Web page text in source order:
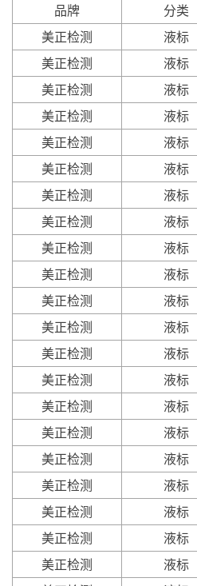
品牌 分类
美正检测
液标
美正检测
液标
美正检测
液标
美正检测
液标
美正检测
液标
美正检测
液标
美正检测
液标
美正检测
液标
美正检测
液标
美正检测
液标
美正检测
液标
美正检测
液标
美正检测
液标
美正检测
液标
美正检测
液标
美正检测
液标
美正检测
液标
美正检测
液标
美正检测
液标
美正检测
液标
美正检测
液标